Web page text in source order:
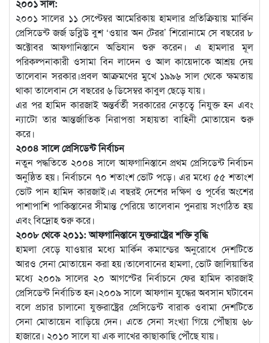
২০০১ সাল:
২০০১ সালের ১১ সেপ্টেম্বর আমেরিকায় হামলার প্রতিক্রিয়ায় মার্কিন
প্রেসিডেন্ট জর্জ ডব্লিউ বুশ ‘ওয়ার অন টেরর’ শিরোনামে সে বছরের ৮
অক্টোবর আফগানিস্তানে অভিযান শুরু করেন। এ হামলার মূল
পরিকল্পনাকারী ওসামা বিন লাদেন ও আল কায়েদাকে আশ্রয় দেয়
তালেবান সরকার।প্রবল আক্রমণের মুখে ১৯৯৬ সাল থেকে ক্ষমতায়
থাকা তালেবান সে বছরের ৬ ডিসেম্বর কাবুল ছেড়ে যায়।
এর পর হামিদ কারজাই অন্তর্বর্তী সরকারের নেতৃত্বে নিযুক্ত হন এবং
ন্যাটো তার আন্তর্জাতিক নিরাপত্তা সহায়তা বাহিনী মোতায়েন শুরু
করে।
২০০৪ সালে প্রেসিডেন্ট নির্বাচন
নতুন পদ্ধতিতে ২০০৪ সালে আফগানিস্তানে প্রথম প্রেসিডেন্ট নির্বাচন
অনুষ্ঠিত হয়। নির্বাচনে ৭০ শতাংশ ভোট পড়ে। এর মধ্যে ৫৫ শতাংশ
ভোট পান হামিদ কারজাই।এ বছরই দেশের দক্ষিণ ও পূর্বের অংশের
পাশাপাশি পাকিস্তানের সীমান্ত পেরিয়ে তালেবান পুনরায় সংগঠিত হয়
এবং বিদ্রোহ শুরু করে।
২০০৮ থেকে ২০১১: আফগানিস্তানে যুক্তরাষ্ট্রের শক্তি বৃদ্ধি
হামলা বেড়ে যাওয়ার মধ্যে মার্কিন কমান্ডের অনুরোধে দেশটিতে
আরও সেনা মোতায়েন করা হয়।তালেবানের হামলা, ভোট জালিয়াতির
মধ্যে ২০০৯ সালের ২০ আগস্টের নির্বাচনে ফের হামিদ কারজাই
প্রেসিডেন্ট নির্বাচিত হন।২০০৯ সালে আফগান যুদ্ধের অবসান ঘটাবেন
বলে প্রচার চালানো যুক্তরাষ্ট্রের প্রেসিডেন্ট বারাক ওবামা দেশটিতে
সেনা মোতায়েন বাড়িয়ে দেন। এতে সেনা সংখ্যা গিয়ে পৌঁছায় ৬৮
হাজারে। ২০১০ সালে যা এক লাখের কাছাকাছি পৌঁছে যায়।